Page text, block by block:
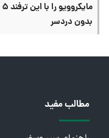
بدون دردسر
مطالب مفید